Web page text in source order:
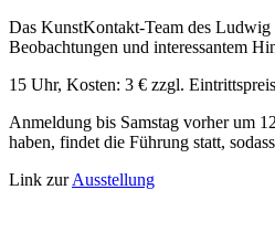
Das KunstKontakt-Team des Ludwig
Beobachtungen und interessantem
15 Uhr, Kosten: 3 € zzgl.
Anmeldung bis Samstag vorher um
haben, findet die Führung statt,
Link zurAusstellung